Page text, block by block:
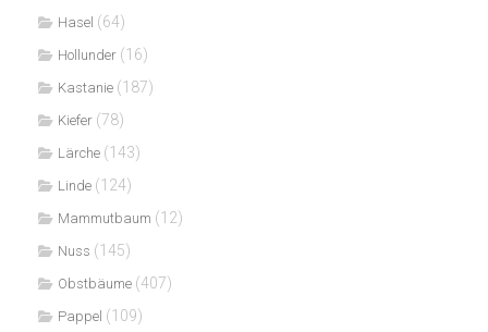
Hasel (64)
Hollunder (16)
Kastanie (187)
Kiefer (78)
Lärche (143)
Linde (124)
Mammutbaum (12)
Nuss (145)
Obstbäume (407)
Pappel (109)